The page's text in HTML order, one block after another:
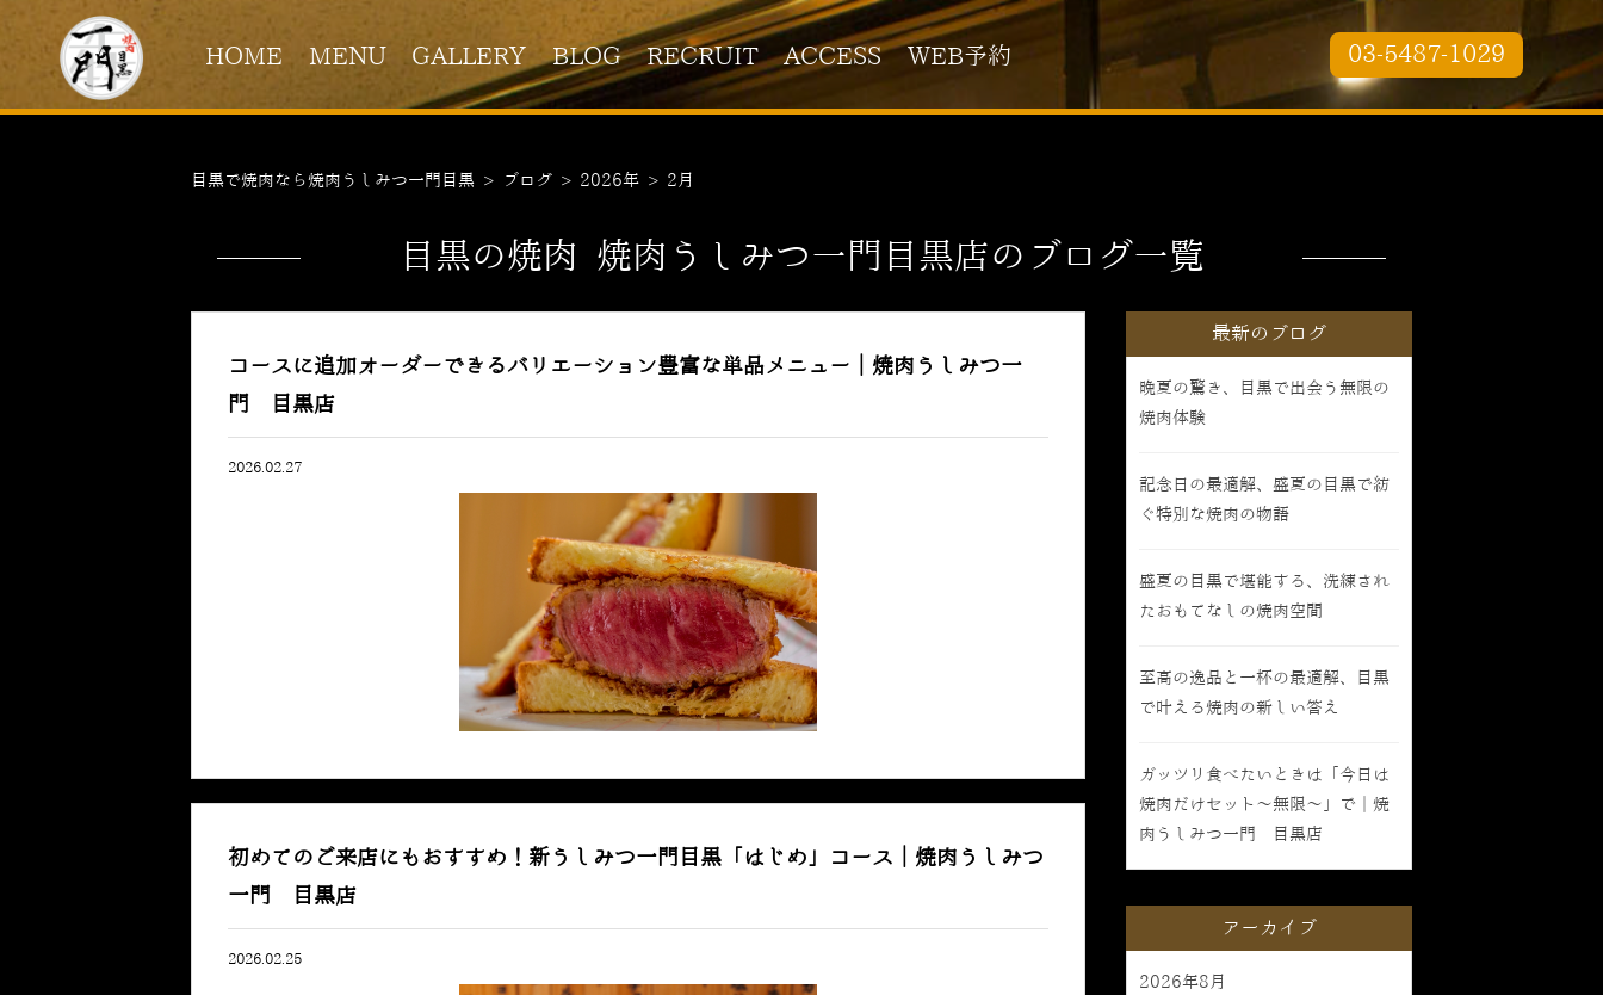
HOME MENU GALLERY BLOG RECRUIT ACCESS WEB予約 03-5487-1029
目黒で焼肉なら焼肉うしみつ一門目黒 > ブログ > 2026年 > 2月
目黒の焼肉 焼肉うしみつ一門目黒店のブログ一覧
コースに追加オーダーできるバリエーション豊富な単品メニュー｜焼肉うしみつ一
門 目黒店
2026.02.27
初めてのご来店にもおすすめ！新うしみつ一門目黒「はじめ」コース｜焼肉うしみつ
一門 目黒店
2026.02.25
最新のブログ
晩夏の驚き、目黒で出会う無限の
焼肉体験
記念日の最適解、盛夏の目黒で紡
ぐ特別な焼肉の物語
盛夏の目黒で堪能する、洗練され
たおもてなしの焼肉空間
至高の逸品と一杯の最適解、目黒
で叶える焼肉の新しい答え
ガッツリ食べたいときは「今日は
焼肉だけセット〜無限〜」で｜焼
肉うしみつ一門 目黒店
アーカイブ
2026年8月